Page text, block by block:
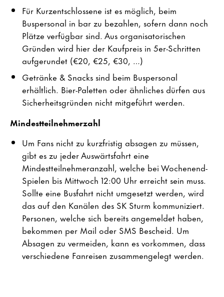
Für Kurzentschlossene ist es möglich, beim
Buspersonal in bar zu bezahlen, sofern dann noch
Plätze verfügbar sind. Aus organisatorischen
Gründen wird hier der Kaufpreis in 5er-Schritten
aufgerundet (€20, €25, €30, …)
Getränke & Snacks sind beim Buspersonal
erhältlich. Bier-Paletten oder ähnliches dürfen aus
Sicherheitsgründen nicht mitgeführt werden.
Mindestteilnehmerzahl
Um Fans nicht zu kurzfristig absagen zu müssen,
gibt es zu jeder Auswärtsfahrt eine
Mindestteilnehmeranzahl, welche bei Wochenend-
Spielen bis Mittwoch 12:00 Uhr erreicht sein muss.
Sollte eine Busfahrt nicht umgesetzt werden, wird
das auf den Kanälen des SK Sturm kommuniziert.
Personen, welche sich bereits angemeldet haben,
bekommen per Mail oder SMS Bescheid. Um
Absagen zu vermeiden, kann es vorkommen, dass
verschiedene Fanreisen zusammengelegt werden.